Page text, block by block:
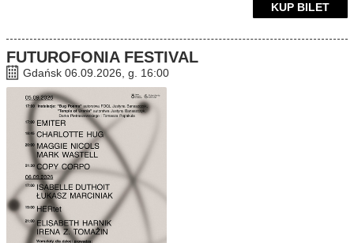
KUP BILET
FUTUROFONIA FESTIVAL
Gdańsk 06.09.2026, g. 16:00